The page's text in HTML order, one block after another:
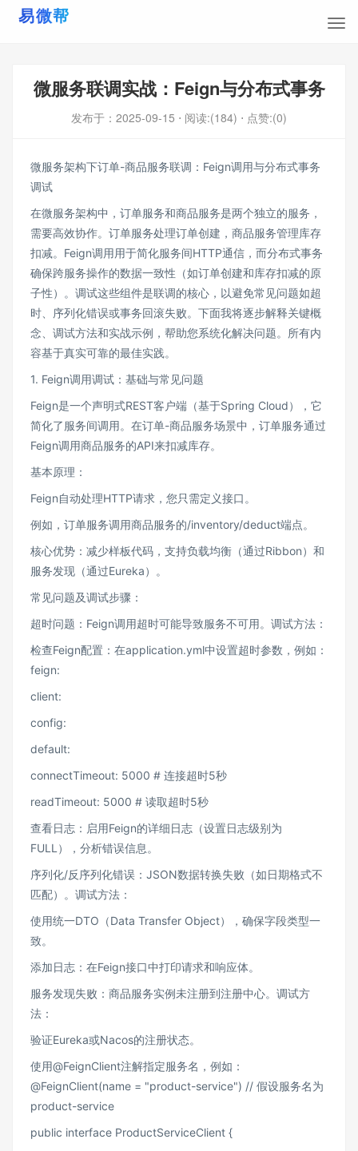
微服务联调实战：Feign与分布式事务
发布于： 2025-09-15 ⋅ 阅读:(184) ⋅ 点赞:(0)
微服务架构下订单-商品服务联调：Feign调用与分布式事务
调试
在微服务架构中，订单服务和商品服务是两个独立的服务，
需要高效协作。订单服务处理订单创建，商品服务管理库存
扣减。Feign调用用于简化服务间HTTP通信，而分布式事务
确保跨服务操作的数据一致性（如订单创建和库存扣减的原
子性）。调试这些组件是联调的核心，以避免常见问题如超
时、序列化错误或事务回滚失败。下面我将逐步解释关键概
念、调试方法和实战示例，帮助您系统化解决问题。所有内
容基于真实可靠的最佳实践。
1. Feign调用调试：基础与常见问题
Feign是一个声明式REST客户端（基于Spring Cloud），它
简化了服务间调用。在订单-商品服务场景中，订单服务通过
Feign调用商品服务的API来扣减库存。
基本原理：
Feign自动处理HTTP请求，您只需定义接口。
例如，订单服务调用商品服务的/inventory/deduct端点。
核心优势：减少样板代码，支持负载均衡（通过Ribbon）和
服务发现（通过Eureka）。
常见问题及调试步骤：
超时问题：Feign调用超时可能导致服务不可用。调试方法：
检查Feign配置：在application.yml中设置超时参数，例如：
feign:
client:
config:
default:
connectTimeout: 5000 # 连接超时5秒
readTimeout: 5000 # 读取超时5秒
查看日志：启用Feign的详细日志（设置日志级别为
FULL），分析错误信息。
序列化/反序列化错误：JSON数据转换失败（如日期格式不
匹配）。调试方法：
使用统一DTO（Data Transfer Object），确保字段类型一
致。
添加日志：在Feign接口中打印请求和响应体。
服务发现失败：商品服务实例未注册到注册中心。调试方
法：
验证Eureka或Nacos的注册状态。
使用@FeignClient注解指定服务名，例如：
@FeignClient(name = "product-service") // 假设服务名为
product-service
public interface ProductServiceClient {